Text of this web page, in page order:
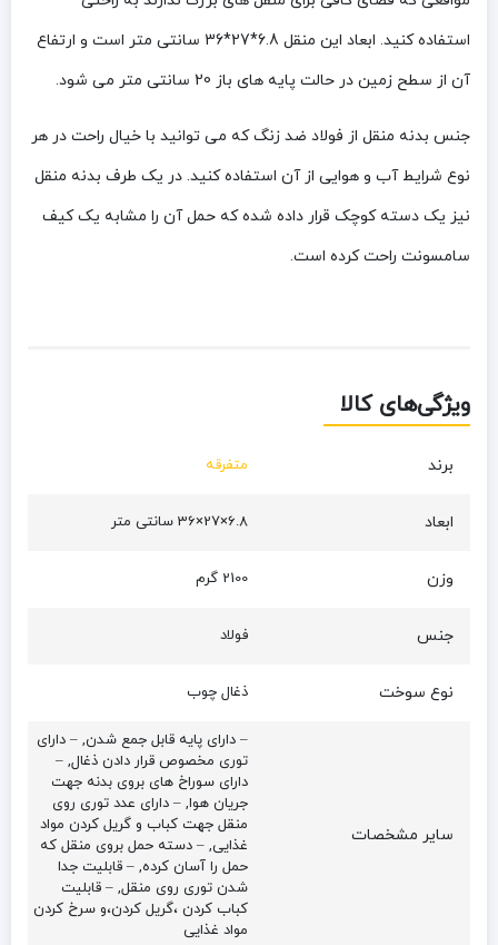
استفاده کنید. ابعاد این منقل 6.8*27*36 سانتی متر است و ارتفاع
آن از سطح زمین در حالت پایه های باز 20 سانتی متر می شود.
جنس بدنه منقل از فولاد ضد زنگ که می توانید با خیال راحت در هر
نوع شرایط آب و هوایی از آن استفاده کنید. در یک طرف بدنه منقل
نیز یک دسته کوچک قرار داده شده که حمل آن را مشابه یک کیف
سامسونت راحت کرده است.
ویژگی‌های کالا
برند متفرقه
ابعاد 6.8×27×36 سانتی متر
وزن 2100 گرم
جنس فولاد
نوع سوخت ذغال چوب
سایر مشخصات
– دارای پایه قابل جمع شدن, – دارای
توری مخصوص قرار دادن ذغال, –
دارای سوراخ های بروی بدنه جهت
جریان هوا, – دارای عدد توری روی
منقل جهت کباب و گریل کردن مواد
غذایی, – دسته حمل بروی منقل که
حمل را آسان کرده, – قابلیت جدا
شدن توری روی منقل, – قابلیت
کباب کردن ،گریل کردن،و سرخ کردن
مواد غذایی